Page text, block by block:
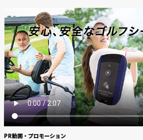
PR動画・プロモーション